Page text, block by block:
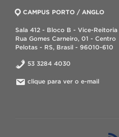
CAMPUS PORTO / ANGLO
Sala 412 - Bloco B - Vice-Reitoria
Rua Gomes Carneiro, 01 - Centro
Pelotas - RS, Brasil - 96010-610
53 3284 4030
clique para ver o e-mail